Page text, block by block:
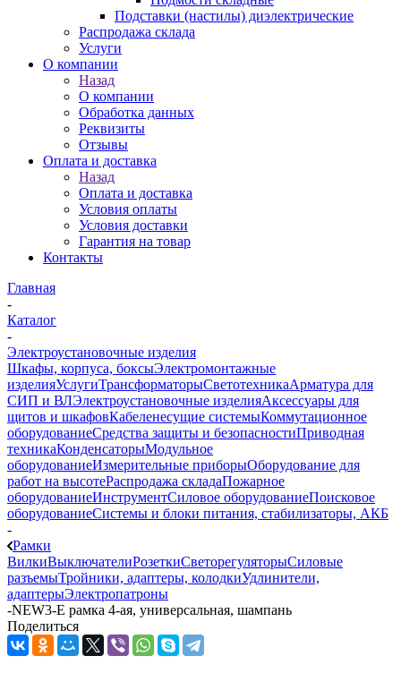
Подставки (настилы) диэлектрические
Распродажа склада
Услуги
О компании
Назад
О компании
Обработка данных
Реквизиты
Отзывы
Оплата и доставка
Назад
Оплата и доставка
Условия оплаты
Условия доставки
Гарантия на товар
Контакты
Главная
-
Каталог
-
Электроустановочные изделия
Шкафы, корпуса, боксыЭлектромонтажные
изделияУслугиТрансформаторыСветотехникаАрматура для
СИП и ВЛЭлектроустановочные изделияАксессуары для
щитов и шкафовКабеленесущие системыКоммутационное
оборудованиеСредства защиты и безопасностиПриводная
техникаКонденсаторыМодульное
оборудованиеИзмерительные приборыОборудование для
работ на высотеРаспродажа складаПожарное
оборудованиеИнструментСиловое оборудованиеПоисковое
оборудованиеСистемы и блоки питания, стабилизаторы, АКБ
-
Рамки
ВилкиВыключателиРозеткиСветорегуляторыСиловые
разъемыТройники, адаптеры, колодкиУдлинители,
адаптерыЭлектропатроны
-NEW3-E рамка 4-ая, универсальная, шампань
Поделиться